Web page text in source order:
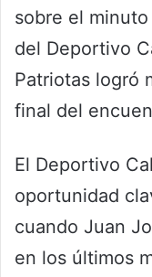
sobre el
del Deportivo
Patriotas logró
final del
El Deportivo
oportunidad
cuando Juan
en los últimos